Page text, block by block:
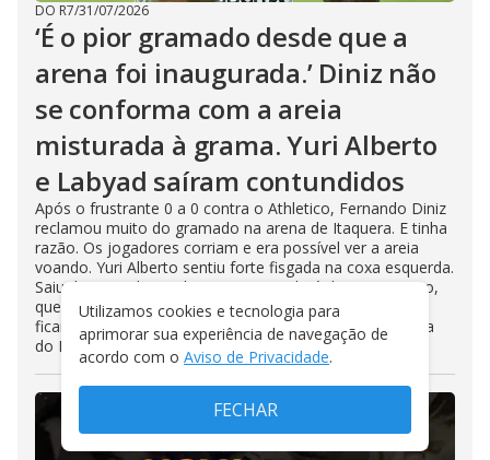
DO R7/31/07/2026
‘É o pior gramado desde que a
arena foi inaugurada.’ Diniz não
se conforma com a areia
misturada à grama. Yuri Alberto
e Labyad saíram contundidos
Após o frustrante 0 a 0 contra o Athletico, Fernando Diniz
reclamou muito do gramado na arena de Itaquera. E tinha
razão. Os jogadores corriam e era possível ver a areia
voando. Yuri Alberto sentiu forte fisgada na coxa esquerda.
Saiu do jogo chorando muito. O medo é de estiramento,
que pode tirá-lo meses do futebol. Ele e Ladyad devem
ficar de fora contra o Internacional, domingo, pela Copa
do Brasil
Utilizamos cookies e tecnologia para
aprimorar sua experiência de navegação de
acordo com o Aviso de Privacidade.
FECHAR